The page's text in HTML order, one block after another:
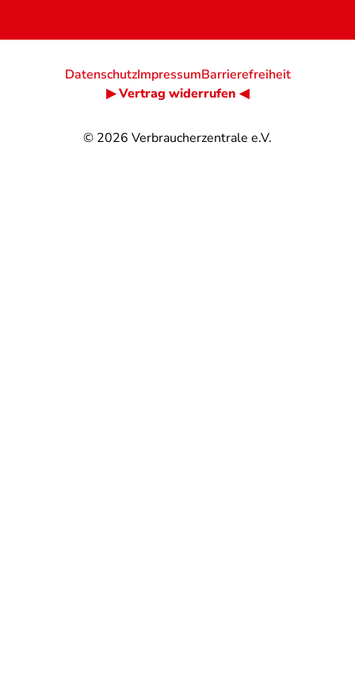
© 2026 Verbraucherzentrale e.V.
DatenschutzImpressumBarrierefreiheit
▶ Vertrag widerrufen ◀